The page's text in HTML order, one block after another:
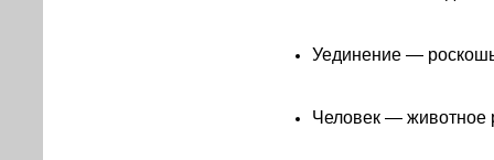
Уединение —
Человек — животное